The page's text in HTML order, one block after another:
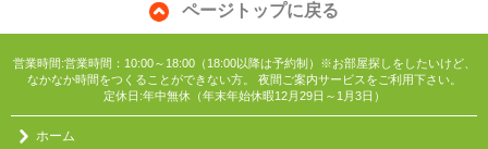
ページトップに戻る
営業時間:営業時間：10:00～18:00（18:00以降は予約制）※お部屋探しをしたいけど、
なかなか時間をつくることができない方。 夜間ご案内サービスをご利用下さい。
定休日:年中無休（年末年始休暇12月29日～1月3日）
ホーム